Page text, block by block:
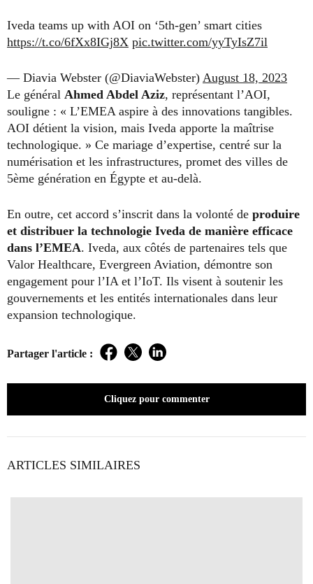
Iveda teams up with AOI on ‘5th-gen’ smart cities
https://t.co/6fXx8IGj8X pic.twitter.com/yyTyIsZ7il
— Diavia Webster (@DiaviaWebster) August 18, 2023
Le général Ahmed Abdel Aziz, représentant l’AOI,
souligne : « L’EMEA aspire à des innovations tangibles.
AOI détient la vision, mais Iveda apporte la maîtrise
technologique. » Ce mariage d’expertise, centré sur la
numérisation et les infrastructures, promet des villes de
5ème génération en Égypte et au-delà.
En outre, cet accord s’inscrit dans la volonté de produire
et distribuer la technologie Iveda de manière efficace
dans l’EMEA. Iveda, aux côtés de partenaires tels que
Valor Healthcare, Evergreen Aviation, démontre son
engagement pour l’IA et l’IoT. Ils visent à soutenir les
gouvernements et les entités internationales dans leur
expansion technologique.
Partager l'article : Facebook
TwitterLinkedIn
Cliquez pour commenter
ARTICLES SIMILAIRES